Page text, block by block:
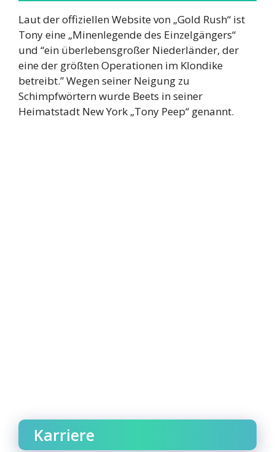
Laut der offiziellen Website von „Gold Rush“ ist
Tony eine „Minenlegende des Einzelgängers“
und “ein überlebensgroßer Niederländer, der
eine der größten Operationen im Klondike
betreibt.” Wegen seiner Neigung zu
Schimpfwörtern wurde Beets in seiner
Heimatstadt New York „Tony Peep“ genannt.
Karriere